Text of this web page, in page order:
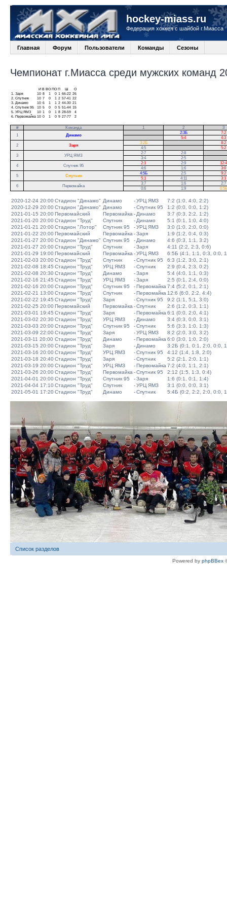
hockey-miass.ru
Федерация хоккея с шайбой г.Миасса
Главная Форум Пользователи Команды Сезоны
Чемпионат г.Миасса среди мужских команд
И В ВО ПО П
О
1.
Заря 10 8 1 0 1 66-22 26
2. Спутник 10 7 0 1 2 57-41
22
3.
Динамо 10 6 1 1 2 44-30 21
4. Спутник 95 10 5 0 0 5 51-44 15
5. УРЦ ЯМЗ 10 1 0 1 8 28-59
4
6.
Первомайка 10 0 1 0 9 27-77 2
# Команда 1 2
3
1
Динамо
2:3Б
7:2
5:4
4:3
2
Заря
3:2Б
8:2
4:5
5:2
3
УРЦ ЯМЗ
2:7 2:8
3:4
2:5
4
Спутник 95
2:1 2:9
12:4
4:6
1:6
3:0
5
Спутник
4:5Б 2:5
9:2
5:1
4:11
3:1
6
Первомайка
3:7 1:6
2:7
0:6
1:9 6:5Б
2020-12-24 20:00Стадион "Динамо" Динамо -УРЦ ЯМЗ
7:2 (1:0, 4:0, 2:2)
2020-12-29 20:00Стадион "Динамо" Динамо -Спутник 95
1:2 (0:0, 0:0, 1:2)
2021-01-15 20:00Первомайский Первомайка - Динамо
3:7 (0:3, 2:2, 1:2)
2021-01-20 20:00Стадион "Труд" Спутник - Динамо
5:1 (0:1, 1:0, 4:0)
2021-01-21 20:00Стадион "Лотор" Спутник 95 -УРЦ ЯМЗ
3:0 (1:0, 2:0, 0:0)
2021-01-22 20:00Первомайский Первомайка -Заря
1:9 (1:2, 0:4, 0:3)
2021-01-27 20:00Стадион "Динамо" Спутник 95 - Динамо
4:6 (0:3, 1:1, 3:2)
2021-01-27 20:00Стадион "Труд" Спутник -Заря
4:11 (2:2, 2:3, 0:6)
2021-01-29 19:00Первомайский Первомайка -УРЦ ЯМЗ
6:5Б (4:1, 1:1, 0:3, 0:0,
2021-02-03 20:00Стадион "Труд" Спутник -Спутник 95
6:3 (1:2, 3:0, 2:1)
2021-02-08 18:45 Стадион "Труд" УРЦ ЯМЗ -Спутник
2:9 (0:4, 2:3, 0:2)
2021-02-08 20:30Стадион "Труд" Динамо -Заря
5:4 (4:0, 1:1, 0:3)
2021-02-16 21:45 Стадион "Труд" УРЦ ЯМЗ -Заря
2:5 (0:1, 2:4, 0:0)
2021-02-16 20:00Стадион "Труд" Спутник 95 -Первомайка 7:4 (5:2, 0:1, 2:1)
2021-02-21 13:00Стадион "Труд" Спутник -Первомайка 12:6 (6:0, 2:2, 4:4)
2021-02-22 19:45 Стадион "Труд" Заря -Спутник 95
9:2 (1:1, 5:1, 3:0)
2021-02-25 20:00Первомайский Первомайка -Спутник
2:6 (1:2, 0:3, 1:1)
2021-03-01 19:45 Стадион "Труд" Заря -Первомайка 6:1 (0:0, 2:0, 4:1)
2021-03-02 20:30Стадион "Труд" УРЦ ЯМЗ - Динамо
3:4 (0:3, 0:0, 3:1)
2021-03-03 20:00Стадион "Труд" Спутник 95 -Спутник
5:6 (3:3, 1:0, 1:3)
2021-03-09 22:00Стадион "Труд" Заря -УРЦ ЯМЗ
8:2 (2:0, 3:0, 3:2)
2021-03-11 20:00 Стадион "Труд" Динамо -Первомайка 6:0 (3:0, 1:0, 2:0)
2021-03-15 20:00Стадион "Труд" Заря - Динамо
3:2Б (0:1, 0:1, 2:0, 0:0,
2021-03-16 20:00Стадион "Труд" УРЦ ЯМЗ -Спутник 95
4:12 (1:4, 1:8, 2:0)
2021-03-18 20:40Стадион "Труд" Заря -Спутник
5:2 (2:1, 2:0, 1:1)
2021-03-19 20:00Стадион "Труд" УРЦ ЯМЗ -Первомайка 7:2 (4:0, 1:1, 2:1)
2021-03-26 20:00Стадион "Труд" Первомайка -Спутник 95
2:12 (1:5, 1:3, 0:4)
2021-04-01 20:00Стадион "Труд" Спутник 95 -Заря
1:6 (0:1, 0:1, 1:4)
2021-04-04 17:10Стадион "Труд" Спутник -УРЦ ЯМЗ
3:1 (0:0, 0:0, 3:1)
2021-05-01 17:20Стадион "Труд" Динамо -Спутник 5:4Б (0:2, 2:2, 2:0, 0:0,
Список разделов
Powered by phpBBex